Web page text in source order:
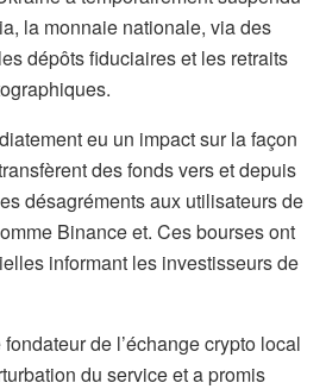
la monnaie nationale, via des
dépôts fiduciaires et les retraits
eu un impact sur la façon
des fonds vers et depuis
désagréments aux utilisateurs de
Binance et. Ces bourses ont
informant les investisseurs de
de l’échange crypto local
du service et a promis